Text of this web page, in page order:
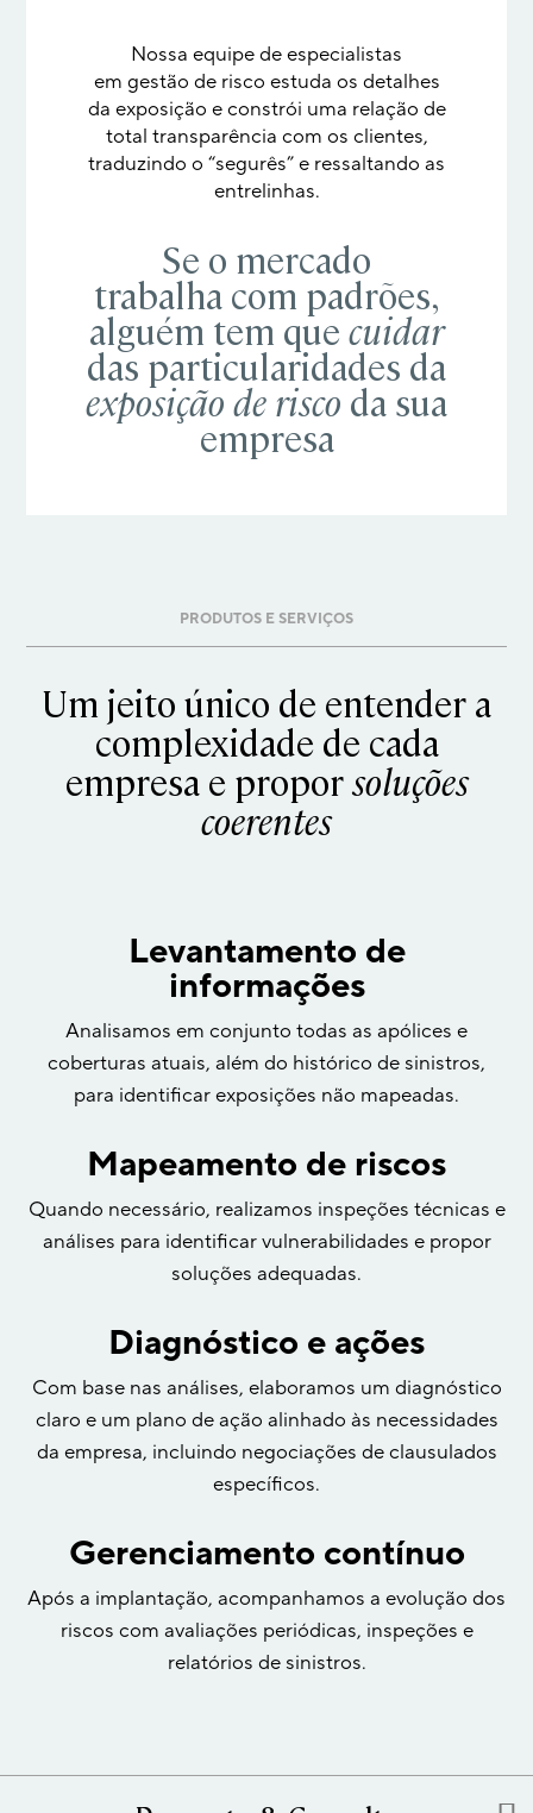
Nossa equipe de especialistas
em gestão de risco estuda os detalhes
da exposição e constrói uma relação de
total transparência com os clientes,
traduzindo o “segurês” e ressaltando as
entrelinhas.
Se o mercado
trabalha com padrões,
alguém tem que cuidar
das particularidades da
exposição de risco da sua
empresa
PRODUTOS E SERVIÇOS
Um jeito único de entender a
complexidade de cada
empresa e proporsoluções
coerentes
Levantamento de
informações
Analisamos em conjunto todas as apólices e
coberturas atuais, além do histórico de sinistros,
para identificar exposições não mapeadas.
Mapeamento de riscos
Quando necessário, realizamos inspeções técnicas e
análises para identificar vulnerabilidades e propor
soluções adequadas.
Diagnóstico e ações
Com base nas análises, elaboramos um diagnóstico
claro e um plano de ação alinhado às necessidades
da empresa, incluindo negociações de clausulados
específicos.
Gerenciamento contínuo
Após a implantação, acompanhamos a evolução dos
riscos com avaliações periódicas, inspeções e
relatórios de sinistros.